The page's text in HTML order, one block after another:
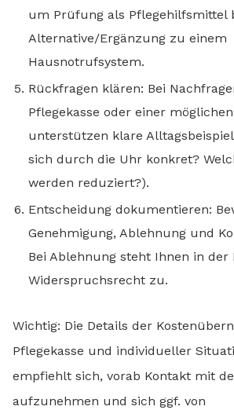
um Prüfung als Pflegehilfsmittel
Alternative/Ergänzung zu einem
Hausnotrufsystem.
Rückfragen klären: Bei
Pflegekasse oder einer
unterstützen klare
sich durch die Uhr konkret?
werden reduziert?).
Entscheidung dokumentieren:
Genehmigung, Ablehnung und
Bei Ablehnung steht Ihnen in der
Widerspruchsrecht zu.
Wichtig: Die Details der
Pflegekasse und individueller
empfiehlt sich, vorab Kontakt mit
aufzunehmen und sich ggf. von